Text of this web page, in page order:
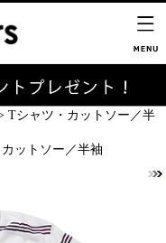
Tシャツ・カットソー／半
ットソー／半袖